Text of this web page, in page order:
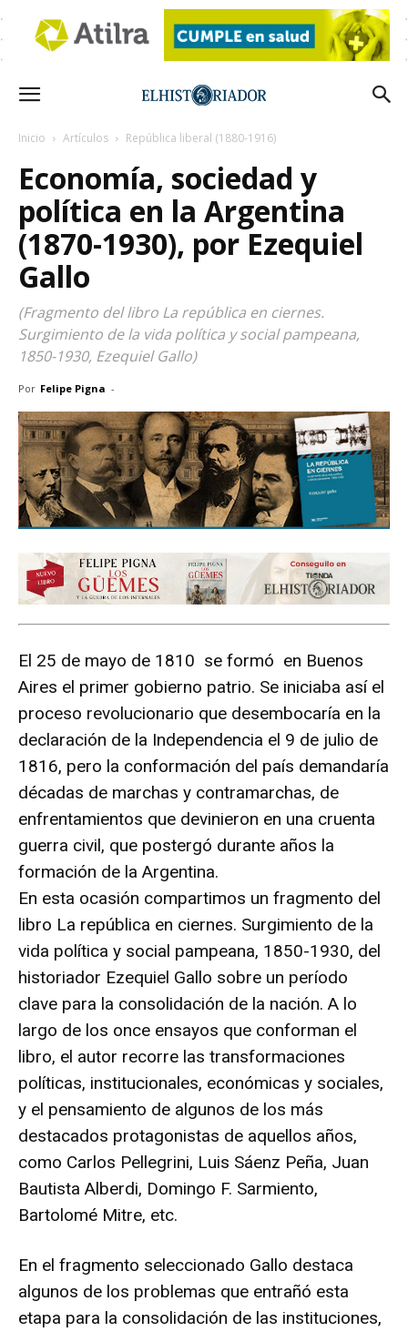
Inicio Artículos República liberal (1880-1916)
Economía, sociedad y
política en la Argentina
(1870-1930), por Ezequiel
Gallo
(Fragmento del libro La república en ciernes.
Surgimiento de la vida política y social pampeana,
1850-1930, Ezequiel Gallo)
Por Felipe Pigna -
El 25 de mayo de 1810 se formó en Buenos
Aires el primer gobierno patrio. Se iniciaba así el
proceso revolucionario que desembocaría en la
declaración de la Independencia el 9 de julio de
1816, pero la conformación del país demandaría
décadas de marchas y contramarchas, de
enfrentamientos que devinieron en una cruenta
guerra civil, que postergó durante años la
formación de la Argentina.
En esta ocasión compartimos un fragmento del
libro La república en ciernes. Surgimiento de la
vida política y social pampeana, 1850-1930, del
historiador Ezequiel Gallo sobre un período
clave para la consolidación de la nación. A lo
largo de los once ensayos que conforman el
libro, el autor recorre las transformaciones
políticas, institucionales, económicas y sociales,
y el pensamiento de algunos de los más
destacados protagonistas de aquellos años,
como Carlos Pellegrini, Luis Sáenz Peña, Juan
Bautista Alberdi, Domingo F. Sarmiento,
Bartolomé Mitre, etc.
En el fragmento seleccionado Gallo destaca
algunos de los problemas que entrañó esta
etapa para la consolidación de las instituciones,